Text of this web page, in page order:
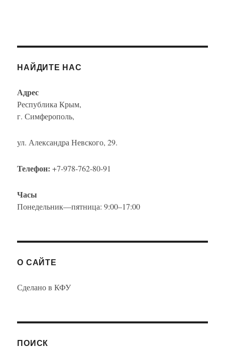
НАЙДИТЕ НАС
Адрес
Республика Крым,
г. Симферополь,
ул. Александра Невского, 29.
Телефон: +7-978-762-80-91
Часы
Понедельник—пятница: 9:00–17:00
О САЙТЕ
Сделано в КФУ
ПОИСК